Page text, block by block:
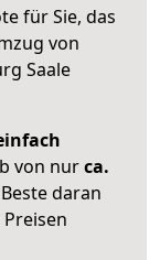
für Sie, das
von
Saale
von nurca.
daran